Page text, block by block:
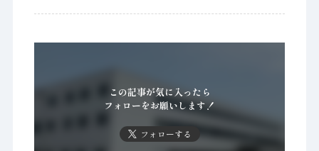
この記事が気に入ったら
フォローをお願いします！
フォローする